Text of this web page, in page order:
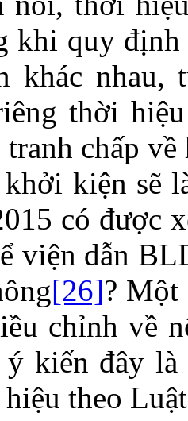
khi quy
khác nhau,
thời
chấp
kiện sẽ
có được
viện dẫn
[26]? Một
chỉnh về
ý kiến đây
theo